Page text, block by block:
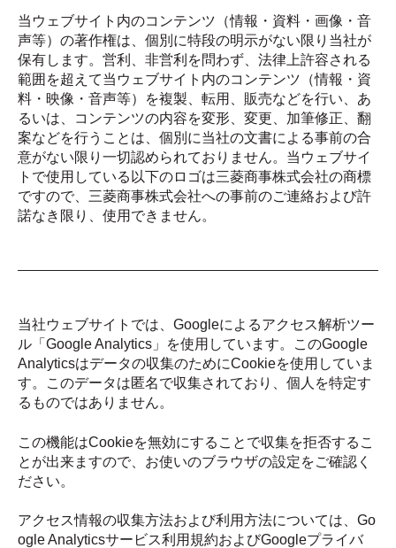
当ウェブサイト内のコンテンツ（情報・資料・画像・音
声等）の著作権は、個別に特段の明示がない限り当社が
保有します。営利、非営利を問わず、法律上許容される
範囲を超えて当ウェブサイト内のコンテンツ（情報・資
料・映像・音声等）を複製、転用、販売などを行い、あ
るいは、コンテンツの内容を変形、変更、加筆修正、翻
案などを行うことは、個別に当社の文書による事前の合
意がない限り一切認められておりません。当ウェブサイ
トで使用している以下のロゴは三菱商事株式会社の商標
ですので、三菱商事株式会社への事前のご連絡および許
諾なき限り、使用できません。
当社ウェブサイトでは、Googleによるアクセス解析ツー
ル「Google Analytics」を使用しています。このGoogle
Analyticsはデータの収集のためにCookieを使用していま
す。このデータは匿名で収集されており、個人を特定す
るものではありません。
この機能はCookieを無効にすることで収集を拒否するこ
とが出来ますので、お使いのブラウザの設定をご確認く
ださい。
アクセス情報の収集方法および利用方法については、Go
ogle Analyticsサービス利用規約およびGoogleプライバ